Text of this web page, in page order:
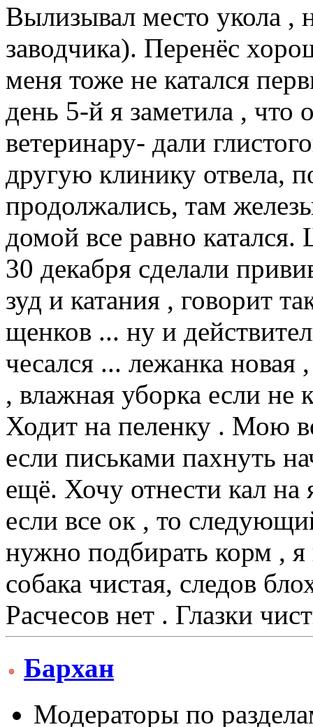
Вылизывал место укола ,
заводчика). Перенёс
меня тоже не катался
день 5-й я заметила , что
ветеринару- дали
другую клинику отвела,
продолжались, там
домой все равно
30 декабря сделали
зуд и катания , говорит
щенков ... ну и
чесался ... лежанка
, влажная уборка если не
Ходит на пеленку . Мою
если письками пахнуть
ещё. Хочу отнести кал на
если все ок , то
нужно подбирать корм ,
собака чистая, следов
Расчесов нет . Глазки
Бархан
Модераторы по